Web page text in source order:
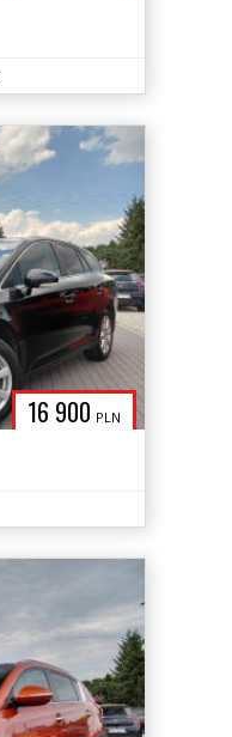
16 900 PLN